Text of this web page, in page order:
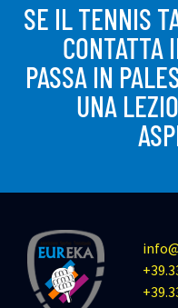
SE IL TENNIS
CONTATTA
PASSA IN
UNA